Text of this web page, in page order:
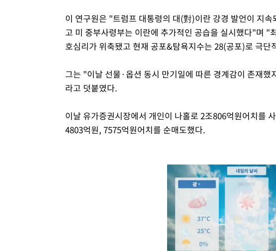
이 연구원은 "트럼프 대통령의 대(對)이란 강경 발언이 지
고 미 중부사령부는 이란에 추가적인 공습을 실시했다"며 "
호심리가 위축됐고 현재 공포&탐욕지수는 28(공포)로 극
그는 "이날 선물·옵션 동시 만기일에 따른 경계감이 존재
라고 덧붙였다.
이날 유가증권시장에서 개인이 나홀로 2조806억원어치를
4803억원, 7575억원어치를 순매도했다.